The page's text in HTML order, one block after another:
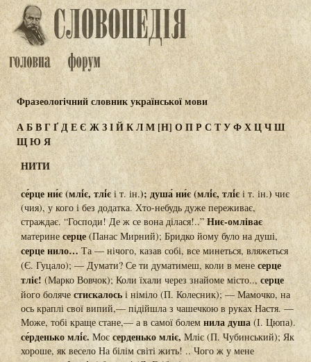
Фразеологічний словник української мови
АБВГҐДЕЄ ЖЗІЙКЛМ [Н] ОПР С ТУФХЦЧШ
ЩЮ Я
НИТИ
се́рце ни́є (млі́є, тлі́є і т. ін.); душа́ ни́є (млі́є, тлі́єі т. ін.) чиє
(чия), у кого і без додатка. Хто-небудь дуже переживає,
страждає. “Господи! Де ж се вона ділася!..” Ниє-омліває
материне серце(Панас Мирний); Бридко йому було на душі,
серце нило… Та — нічого, казав собі, все минеться, вляжеться
(Є. Гуцало); — Думати? Се ти думатимеш, коли в менесерце
тліє! (Марко Вовчок); Коли їхали через знайоме місто..,серце
його болячестискалось і німіло (П. Колесник); — Мамочко, на
ось краплі свої випий,— підійшла з чашечкою в руках Настя. —
Може, тобі краще стане,— а в самої болем нила душа(І. Цюпа).
се́рденько млі́є. Моє серденько мліє, Мліє (П. Чубинський); Як
хороше, як весело На білім світі жить! .. Чого ж у мене